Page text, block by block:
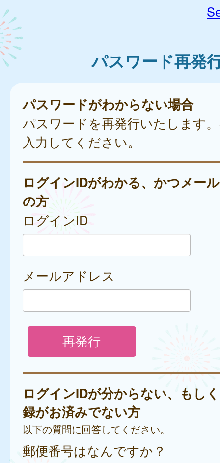
パスワード再発
パスワードがわからない場合
パスワードを再発行いたします
入力してください。
ログインIDがわかる、かつメー
の方
ログインID
メールアドレス
ログインIDが分からない、もし
録がお済みでない方
以下の質問に回答してください。
郵便番号はなんですか？